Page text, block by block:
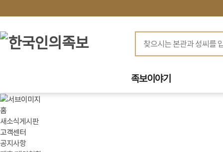
족보이야기
홈
새소식게시판
고객센터
공지사항